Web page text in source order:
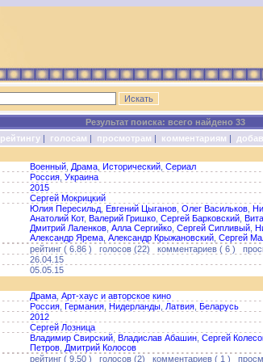
Результат поиска: всего найдено 33
рейтингу | голосам | просмотрам | комментариям |
Военный Драма Исторический Сериал
Россия Украина
2015
Сергей Мокрицкий
Юлия Пересильд Евгений Цыганов Олег Васильков
Анатолий Кот, Валерий Гришко Сергей Барковский
Дмитрий Лаленков Алла Сергийко Сергей Сипливый
Александр Ярема Александр Крыжановский Сергей
рейтинг ( 6.86 ) голосов (22) комментариев ( 6 )
26.04.15
05.05.15
Драма Арт-хаус и авторское кино
Россия Германия Нидерланды Латвия Беларусь
2012
Сергей Лозница
Владимир Свирский Владислав Абашин Сергей
Петров Дмитрий Колосов
рейтинг ( 9.50 ) голосов (2) комментариев ( 1 )